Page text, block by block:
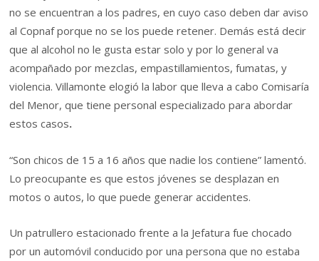
no se encuentran a los padres, en cuyo caso deben dar aviso
al Copnaf porque no se los puede retener. Demás está decir
que al alcohol no le gusta estar solo y por lo general va
acompañado por mezclas, empastillamientos, fumatas, y
violencia. Villamonte elogió la labor que lleva a cabo Comisaría
del Menor, que tiene personal especializado para abordar
estos casos.
“Son chicos de 15 a 16 años que nadie los contiene” lamentó.
Lo preocupante es que estos jóvenes se desplazan en
motos o autos, lo que puede generar accidentes.
Un patrullero estacionado frente a la Jefatura fue chocado
por un automóvil conducido por una persona que no estaba